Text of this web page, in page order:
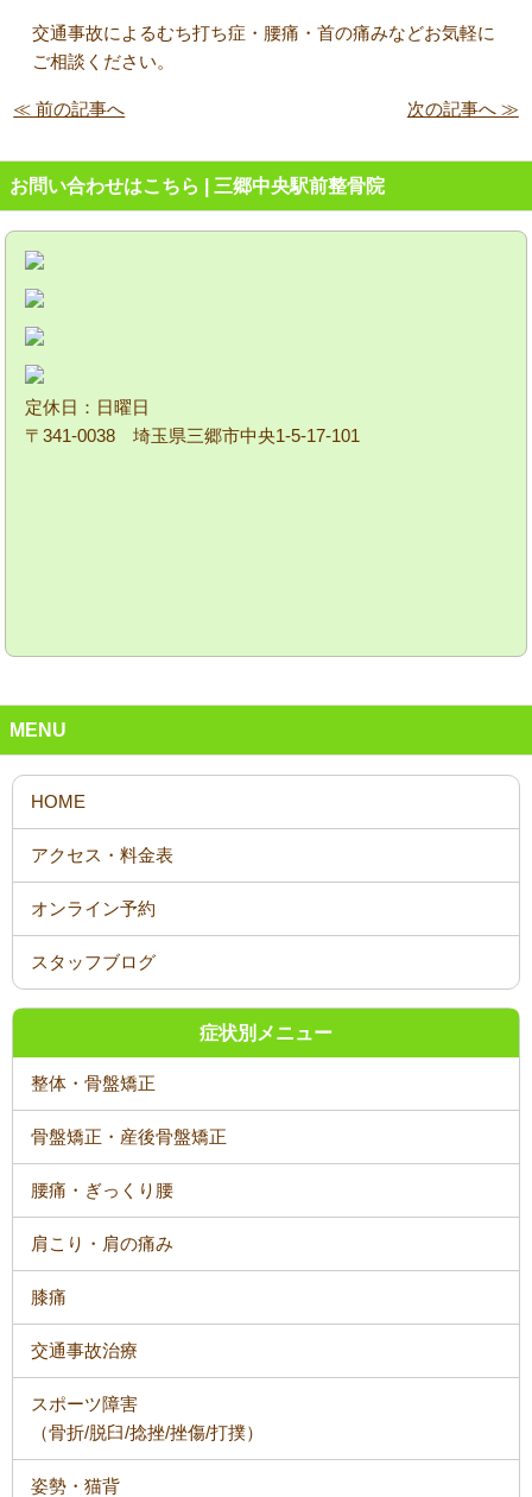
交通事故によるむち打ち症・腰痛・首の痛みなどお気軽に
ご相談ください。
≪ 前の記事へ 次の記事へ ≫
お問い合わせはこちら | 三郷中央駅前整骨院
定休日：日曜日
〒341-0038 埼玉県三郷市中央1-5-17-101
MENU
オンライン予約
スタッフブログ
症状別メニュー
整体・骨盤矯正
骨盤矯正・産後骨盤矯正
腰痛・ぎっくり腰
肩こり・肩の痛み
膝痛
交通事故治療
スポーツ障害
（骨折/脱臼/捻挫/挫傷/打撲）
姿勢・猫背